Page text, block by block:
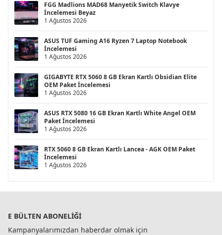
FGG Madlions MAD68 Manyetik Switch Klavye
İncelemesi Beyaz
1 Ağustos 2026
ASUS TUF Gaming A16 Ryzen 7 Laptop Notebook
İncelemesi
1 Ağustos 2026
GIGABYTE RTX 5060 8 GB Ekran Kartlı Obsidian Elite
OEM Paket İncelemesi
1 Ağustos 2026
ASUS RTX 5080 16 GB Ekran Kartlı White Angel OEM
Paket İncelemesi
1 Ağustos 2026
RTX 5060 8 GB Ekran Kartlı Lancea - AGK OEM Paket
İncelemesi
1 Ağustos 2026
E BÜLTEN ABONELIĞI
Kampanyalarımızdan haberdar olmak için